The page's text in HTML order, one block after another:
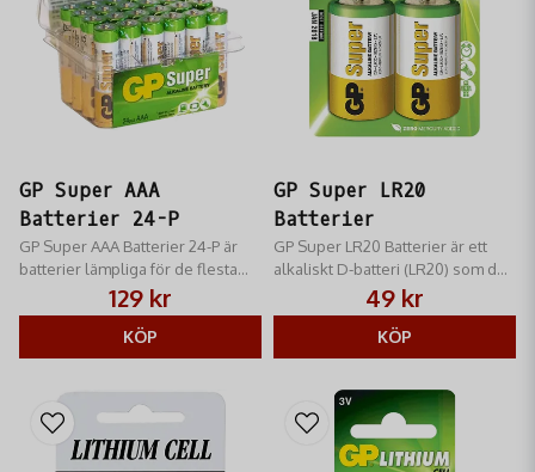
GP Super AAA
Batterier 24-P
GP Super AAA Batterier 24-P är
batterier lämpliga för de flesta
produkter med låg till medelhög
strömförbrukning som
exempelvis leksaker,
väggklockor och ficklampor.
129 kr
KÖP
GP Super LR20
Batterier
GP Super LR20 Batterier är ett
alkaliskt D-batteri (LR20) som du
kan använda för de flesta
produkter med låg till medelhög
strömförbrukning.
49 kr
KÖP